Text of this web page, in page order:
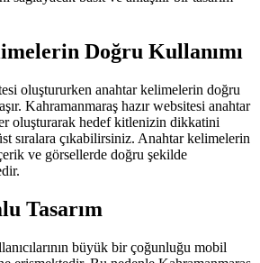
Doğru Kullanımı
oluştururken anahtar kelimelerin doğru
Kahramanmaraş hazır websitesi anahtar
oluşturarak hedef kitlenizin dikkatini
sıralara çıkabilirsiniz. Anahtar kelimelerin
ve görsellerde doğru şekilde
Tasarım
büyük bir çoğunluğu mobil